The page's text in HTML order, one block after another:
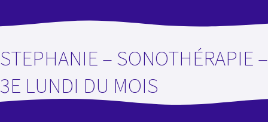
STEPHANIE – SONOTHÉRAPIE –
3E LUNDI DU MOIS